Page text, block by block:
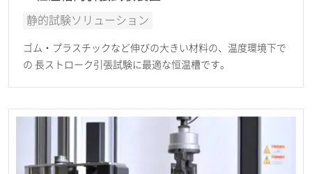
静的試験ソリューション
ゴム・プラスチックなど伸びの大きい材料の、温度環境下で
の 長ストローク引張試験に最適な恒温槽です。